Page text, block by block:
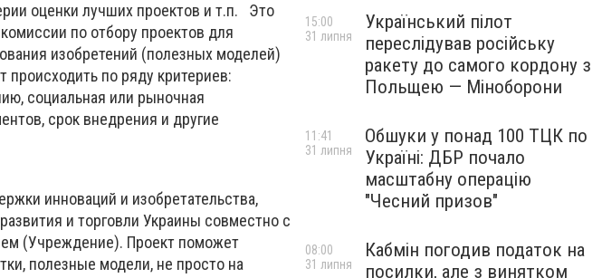
оценки лучших проектов и т.п. Это
по отбору проектов для
изобретений (полезных моделей)
по ряду критериев:
социальная или рыночная
срок внедрения и другие
инноваций и изобретательства,
и торговли Украины совместно с
(Учреждение). Проект поможет
полезные модели, не просто на
Український пілот
переслідував російську
ракету до самого кордону з
Польщею — Міноборони
15:00
31 липня
Обшуки у понад 100 ТЦК по
Україні: ДБР почало
масштабну операцію
"Чесний призов"
11:41
31 липня
Кабмін погодив податок на
посилки, але з винятком
08:00
31 липня